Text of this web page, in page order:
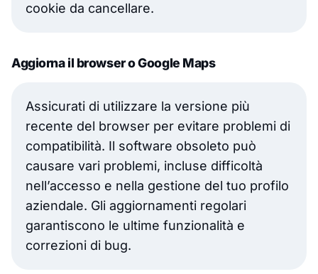
cookie da cancellare.
Aggiorna il browser o Google Maps
Assicurati di utilizzare la versione più
recente del browser per evitare problemi di
compatibilità. Il software obsoleto può
causare vari problemi, incluse difficoltà
nell’accesso e nella gestione del tuo profilo
aziendale. Gli aggiornamenti regolari
garantiscono le ultime funzionalità e
correzioni di bug.